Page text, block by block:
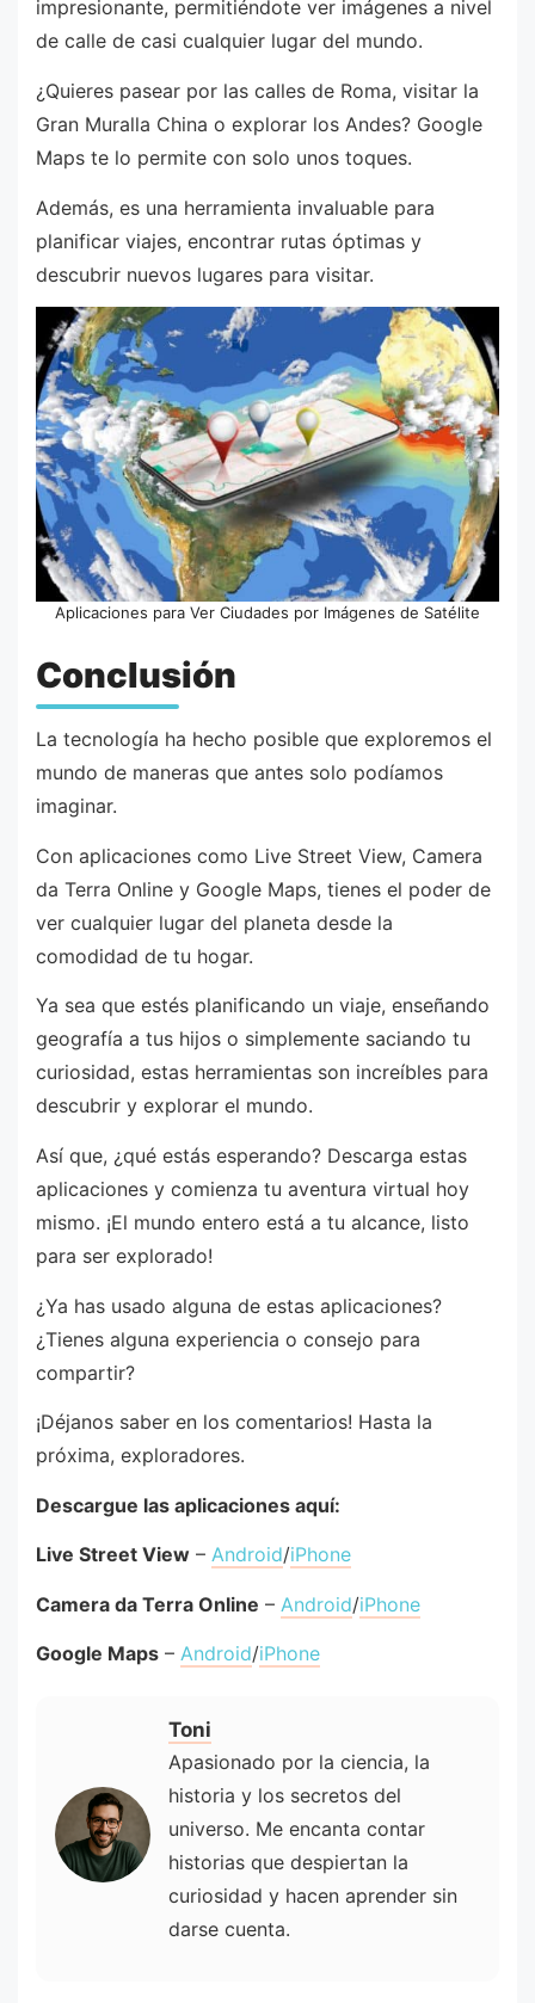
impresionante, permitiéndote ver imágenes a nivel
de calle de casi cualquier lugar del mundo.
¿Quieres pasear por las calles de Roma, visitar la
Gran Muralla China o explorar los Andes? Google
Maps te lo permite con solo unos toques.
Además, es una herramienta invaluable para
planificar viajes, encontrar rutas óptimas y
descubrir nuevos lugares para visitar.
Aplicaciones para Ver Ciudades por Imágenes de Satélite
Conclusión
La tecnología ha hecho posible que exploremos el
mundo de maneras que antes solo podíamos
imaginar.
Con aplicaciones como Live Street View, Camera
da Terra Online y Google Maps, tienes el poder de
ver cualquier lugar del planeta desde la
comodidad de tu hogar.
Ya sea que estés planificando un viaje, enseñando
geografía a tus hijos o simplemente saciando tu
curiosidad, estas herramientas son increíbles para
descubrir y explorar el mundo.
Así que, ¿qué estás esperando? Descarga estas
aplicaciones y comienza tu aventura virtual hoy
mismo. ¡El mundo entero está a tu alcance, listo
para ser explorado!
¿Ya has usado alguna de estas aplicaciones?
¿Tienes alguna experiencia o consejo para
compartir?
¡Déjanos saber en los comentarios! Hasta la
próxima, exploradores.
Descargue las aplicaciones aquí:
Live Street View – Android/iPhone
Camera da Terra Online – Android/iPhone
Google Maps – Android/iPhone
Toni
Apasionado por la ciencia, la
historia y los secretos del
universo. Me encanta contar
historias que despiertan la
curiosidad y hacen aprender sin
darse cuenta.